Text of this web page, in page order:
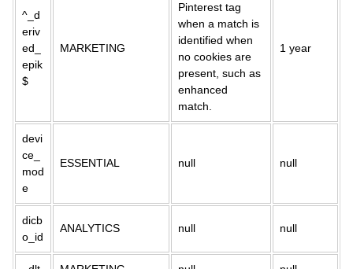
^_d
eriv
ed_
epik
$
MARKETING
Pinterest tag
when a match is
identified when
no cookies are
present, such as
enhanced
match.
1 year
devi
ce_
mod
e
ESSENTIAL null null
dicb
o_id
ANALYTICS null null